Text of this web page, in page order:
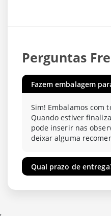
Perguntas
Fazem embalagem
Sim! Embalamos com
Quando estiver
pode inserir nas
deixar alguma
Qual prazo de